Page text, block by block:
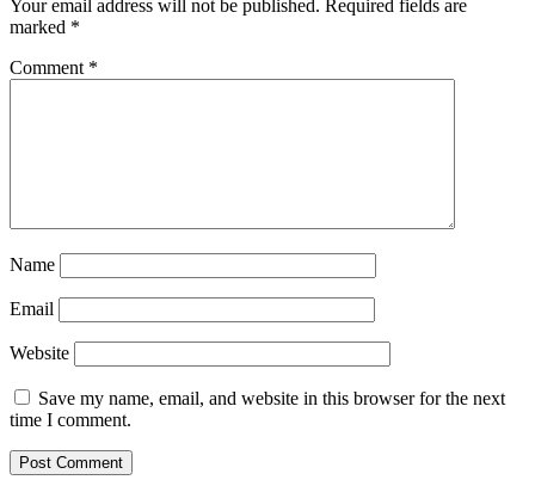
Your email address will not be published. Required fields are
marked *
Comment *
Name
Email
Website
Save my name, email, and website in this browser for the next
time I comment.